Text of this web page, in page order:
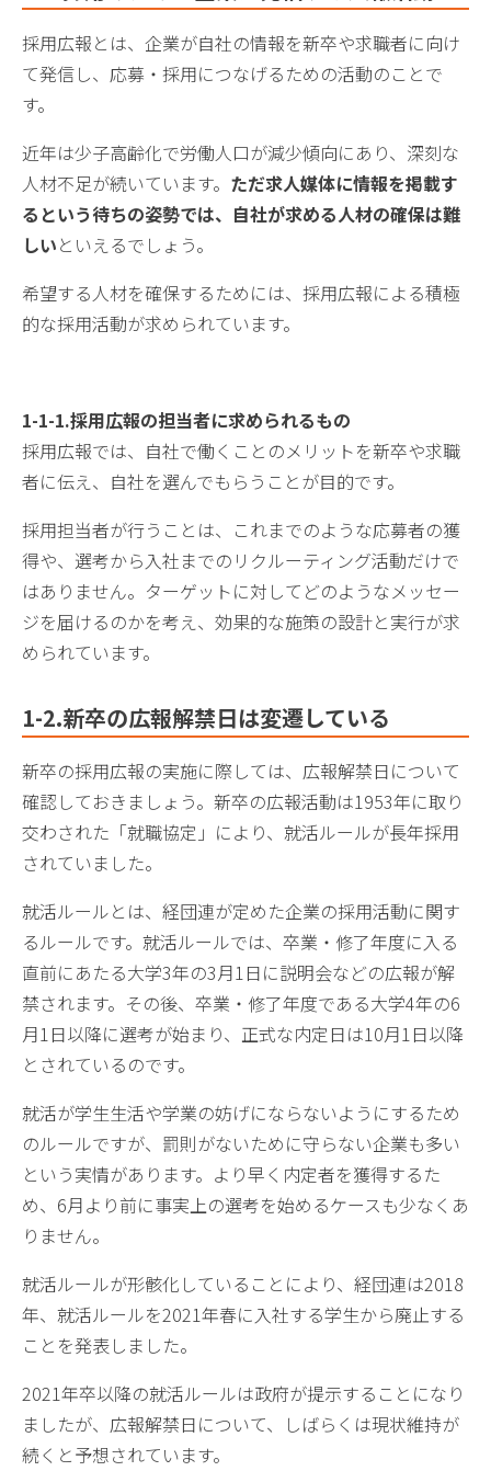
採用広報とは、企業が自社の情報を新卒や求職者に向け
て発信し、応募・採用につなげるための活動のことで
す。
近年は少子高齢化で労働人口が減少傾向にあり、深刻な
人材不足が続いています。 ただ求人媒体に情報を掲載す
るという待ちの姿勢では、自社が求める人材の確保は難
しいといえるでしょう。
希望する人材を確保するためには、採用広報による積極
的な採用活動が求められています。
1-1-1.採用広報の担当者に求められるもの
採用広報では、自社で働くことのメリットを新卒や求職
者に伝え、自社を選んでもらうことが目的です。
採用担当者が行うことは、これまでのような応募者の獲
得や、選考から入社までのリクルーティング活動だけで
はありません。ターゲットに対してどのようなメッセー
ジを届けるのかを考え、効果的な施策の設計と実行が求
められています。
1-2.新卒の広報解禁日は変遷している
新卒の採用広報の実施に際しては、広報解禁日について
確認しておきましょう。新卒の広報活動は1953年に取り
交わされた「就職協定」により、就活ルールが長年採用
されていました。
就活ルールとは、経団連が定めた企業の採用活動に関す
るルールです。就活ルールでは、卒業・修了年度に入る
直前にあたる大学3年の3月1日に説明会などの広報が解
禁されます。その後、卒業・修了年度である大学4年の6
月1日以降に選考が始まり、正式な内定日は10月1日以降
とされているのです。
就活が学生生活や学業の妨げにならないようにするため
のルールですが、罰則がないために守らない企業も多い
という実情があります。より早く内定者を獲得するた
め、6月より前に事実上の選考を始めるケースも少なくあ
りません。
就活ルールが形骸化していることにより、経団連は2018
年、就活ルールを2021年春に入社する学生から廃止する
ことを発表しました。
2021年卒以降の就活ルールは政府が提示することになり
ましたが、広報解禁日について、しばらくは現状維持が
続くと予想されています。